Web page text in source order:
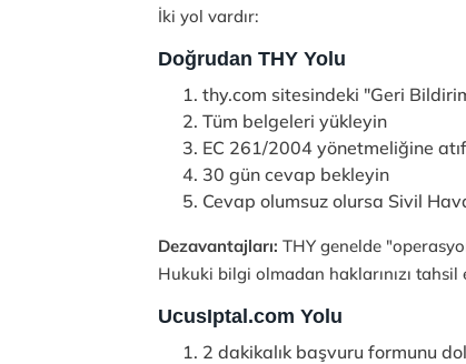
İki yol vardır:
Doğrudan THY Yolu
thy.com sitesindeki "Geri
Tüm belgeleri yükleyin
EC 261/2004 yönetmeliğine
30 gün cevap bekleyin
Cevap olumsuz olursa Sivil
Dezavantajları: THY genelde
Hukuki bilgi olmadan haklarınızı tahsil
UcusIptal.com Yolu
2 dakikalık başvuru formunu